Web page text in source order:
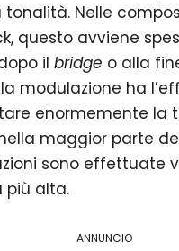
tonalità. Nelle
questo avviene
il bridge o alla
modulazione ha
enormemente la
maggior parte
sono effettuate
più alta.
ANNUNCIO